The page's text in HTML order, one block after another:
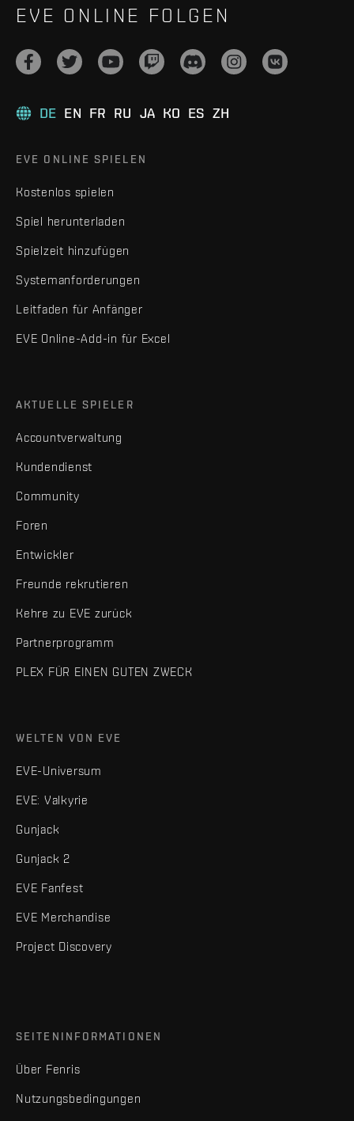
EVE ONLINE FOLGEN
DE EN FR RU JA KO ES ZH
EVE ONLINE SPIELEN
Kostenlos spielen
Spiel herunterladen
Spielzeit hinzufügen
Systemanforderungen
Leitfaden für Anfänger
EVE Online-Add-in für Excel
AKTUELLE SPIELER
Accountverwaltung
Kundendienst
Community
Foren
Entwickler
Freunde rekrutieren
Kehre zu EVE zurück
Partnerprogramm
PLEX FÜR EINEN GUTEN ZWECK
WELTEN VON EVE
EVE-Universum
EVE: Valkyrie
Gunjack
Gunjack 2
EVE Fanfest
EVE Merchandise
Project Discovery
SEITENINFORMATIONEN
Über Fenris
Nutzungsbedingungen